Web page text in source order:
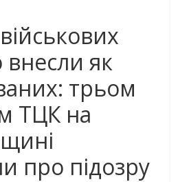
внесли як
трьом
ТЦК на
про підозру